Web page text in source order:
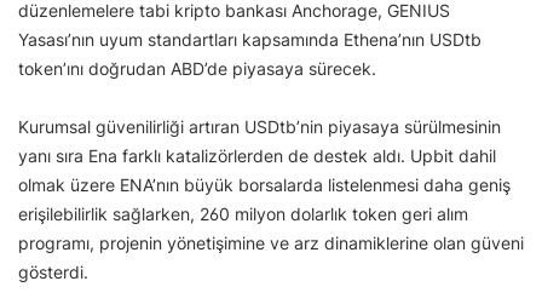
düzenlemelere tabi kripto bankası Anchorage, GENIUS
Yasası’nın uyum standartları kapsamında Ethena’nın USDtb
token’ını doğrudan ABD’de piyasaya sürecek.
Kurumsal güvenilirliği artıran USDtb’nin piyasaya sürülmesinin
yanı sıra Ena farklı katalizörlerden de destek aldı. Upbit dahil
olmak üzere ENA’nın büyük borsalarda listelenmesi daha geniş
erişilebilirlik sağlarken, 260 milyon dolarlık token geri alım
programı, projenin yönetişimine ve arz dinamiklerine olan güveni
gösterdi.